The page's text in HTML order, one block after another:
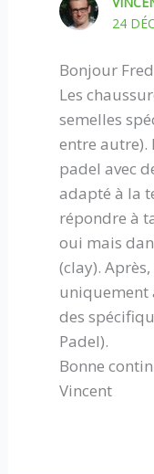
24
Bonjour
Les
semelles
entre autre).
padel avec
adapté à la
répondre à
oui mais
(clay).
uniquement
des
Padel).
Bonne
Vincent